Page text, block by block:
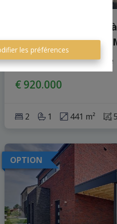
les préférences
Bien Exceptionnel
cœur du Centre de
6900 Marche-En-Famenne
€ 920.000
2 1 441 m²
OPTION